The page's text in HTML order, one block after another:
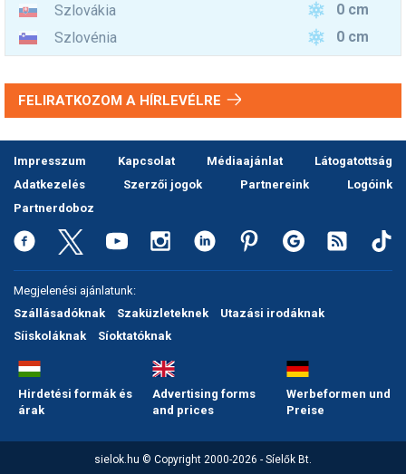
Szlovákia
0 cm
Szlovénia
0 cm
FELIRATKOZOM A HÍRLEVÉLRE
Impresszum Kapcsolat Médiaajánlat
Látogatottság
Adatkezelés
Szerzői jogok Partnereink
Logóink
Partnerdoboz
Megjelenési ajánlatunk:
Szállásadóknak
Szaküzleteknek
Utazási irodáknak
Síiskoláknak
Síoktatóknak
Hirdetési formák és
árak
Advertising forms
and prices
Werbeformen und
Preise
sielok.hu © Copyright 2000-2026 - Síelők Bt.